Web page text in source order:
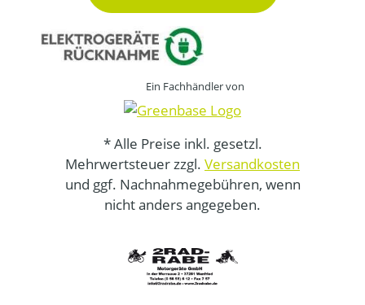
Ein Fachhändler von
* Alle Preise inkl. gesetzl.
Mehrwertsteuer zzgl. Versandkosten
und ggf. Nachnahmegebühren, wenn
nicht anders angegeben.